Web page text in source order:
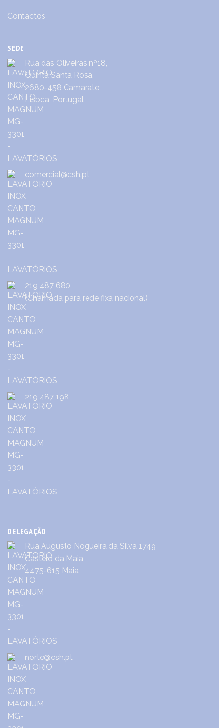
Contactos
SEDE
Rua das Oliveiras nº18,
Quinta Santa Rosa,
2680-458 Camarate
Lisboa, Portugal
comercial@csh.pt
219 487 680
(Chamada para rede fixa nacional)
219 487 198
DELEGAÇÃO
Rua Augusto Nogueira da Silva 1749
Castêlo da Maia
4475-615 Maia
norte@csh.pt